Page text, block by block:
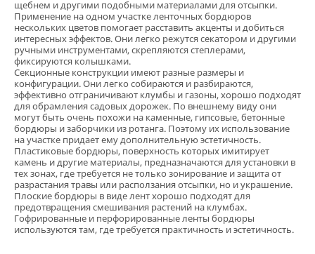
щебнем и другими подобными материалами для отсыпки.
Применение на одном участке ленточных бордюров
нескольких цветов помогает расставить акценты и добиться
интересных эффектов. Они легко режутся секатором и другими
ручными инструментами, скрепляются степлерами,
фиксируются колышками.
Секционные конструкции имеют разные размеры и
конфигурации. Они легко собираются и разбираются,
эффективно отграничивают клумбы и газоны, хорошо подходят
для обрамления садовых дорожек. По внешнему виду они
могут быть очень похожи на каменные, гипсовые, бетонные
бордюры и заборчики из ротанга. Поэтому их использование
на участке придает ему дополнительную эстетичность.
Пластиковые бордюры, поверхность которых имитирует
камень и другие материалы, предназначаются для установки в
тех зонах, где требуется не только зонирование и защита от
разрастания травы или расползания отсыпки, но и украшение.
Плоские бордюры в виде лент хорошо подходят для
предотвращения смешивания растений на клумбах.
Гофрированные и перфорированные ленты бордюры
используются там, где требуется практичность и эстетичность.